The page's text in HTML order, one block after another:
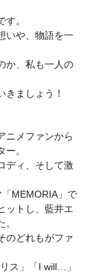
。
いや、物語を一
か、私も一人の
きましょう！
ニメファンから
。
ディ、そして激
MEMORIA」で
ットし、藍井エ
のどれもがファ
ス」「I will…」